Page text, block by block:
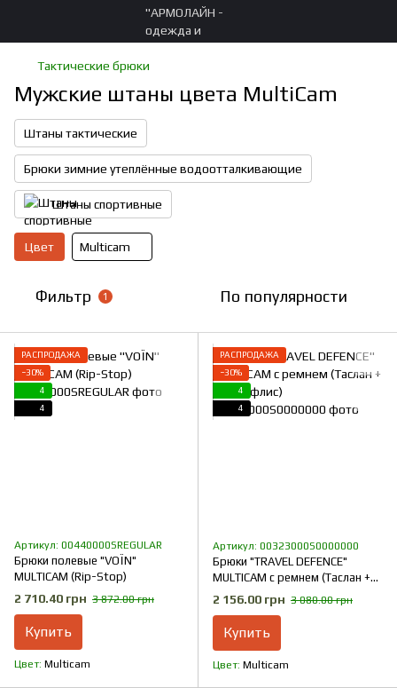
Тактические брюки
Мужские штаны цвета MultiCam
Штаны тактические
Брюки зимние утеплённые водоотталкивающие
Штаны спортивные
Цвет Multicam
Фильтр 1 По популярности
РАСПРОДАЖА
−30%
4
4
Артикул: 00440000SREGULAR
Брюки полевые "VOЇN"
MULTICAM (Rip-Stop)
2 710.40 грн 3 872.00 грн
Купить
Цвет Multicam
РАСПРОДАЖА
−30%
4
4
Артикул: 00323000S0000000
Брюки "TRAVEL DEFENCE"
MULTICAM с ремнем (Таслан +
Микрофлис)
2 156.00 грн 3 080.00 грн
Купить
Цвет Multicam